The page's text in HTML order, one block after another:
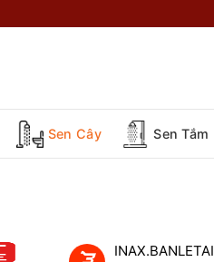
Sen Cây Sen Tắm